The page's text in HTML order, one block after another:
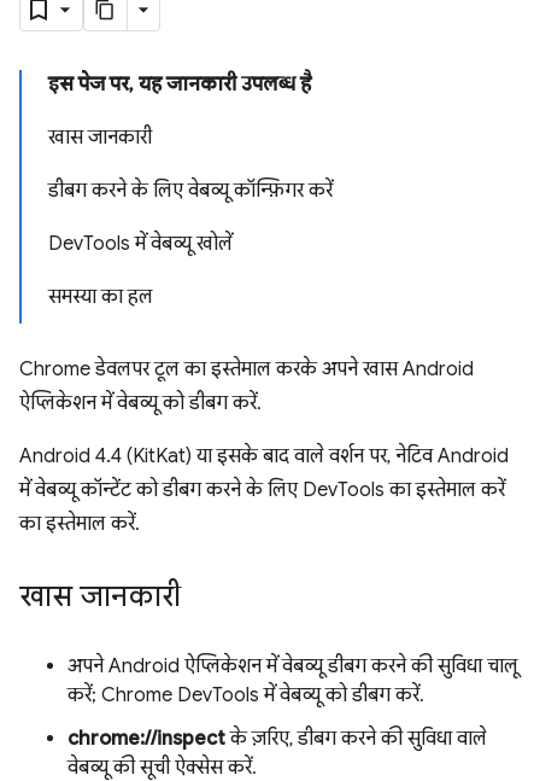
इस पेज पर, यह जानकारी उपलब्ध है
खास जानकारी
डीबग करने के लिए वेबव्यू कॉन्फ़िगर करें
DevTools में वेबव्यू खोलें
समस्या का हल
Chrome डेवलपर टूल का इस्तेमाल करके अपने खास Android
ऐप्लिकेशन में वेबव्यू को डीबग करें.
Android 4.4 (KitKat) या इसके बाद वाले वर्शन पर, नेटिव Android
में वेबव्यू कॉन्टेंट को डीबग करने के लिए DevTools का इस्तेमाल करें
का इस्तेमाल करें.
खास जानकारी
अपने Android ऐप्लिकेशन में वेबव्यू डीबग करने की सुविधा चालू
करें; Chrome DevTools में वेबव्यू को डीबग करें.
chrome://inspectके ज़रिए, डीबग करने की सुविधा वाले
वेबव्यू की सूची ऐक्सेस करें.